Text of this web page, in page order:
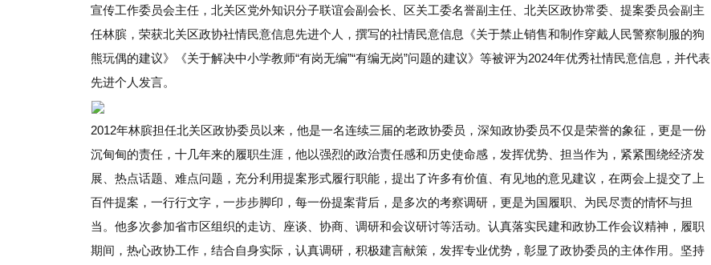
宣传工作委员会主任，北关区党外知识分子联谊会副会长、区关工委名誉副主任、北关区政协常委、提案委员会副主
任林膑，荣获北关区政协社情民意信息先进个人，撰写的社情民意信息《关于禁止销售和制作穿戴人民警察制服的狗
熊玩偶的建议》《关于解决中小学教师“有岗无编”“有编无岗”问题的建议》等被评为2024年优秀社情民意信息，并代表
先进个人发言。
2012年林膑担任北关区政协委员以来，他是一名连续三届的老政协委员，深知政协委员不仅是荣誉的象征，更是一份
沉甸甸的责任，十几年来的履职生涯，他以强烈的政治责任感和历史使命感，发挥优势、担当作为，紧紧围绕经济发
展、热点话题、难点问题，充分利用提案形式履行职能，提出了许多有价值、有见地的意见建议，在两会上提交了上
百件提案，一行行文字，一步步脚印，每一份提案背后，是多次的考察调研，更是为国履职、为民尽责的情怀与担
当。他多次参加省市区组织的走访、座谈、协商、调研和会议研讨等活动。认真落实民建和政协工作会议精神，履职
期间，热心政协工作，结合自身实际，认真调研，积极建言献策，发挥专业优势，彰显了政协委员的主体作用。坚持